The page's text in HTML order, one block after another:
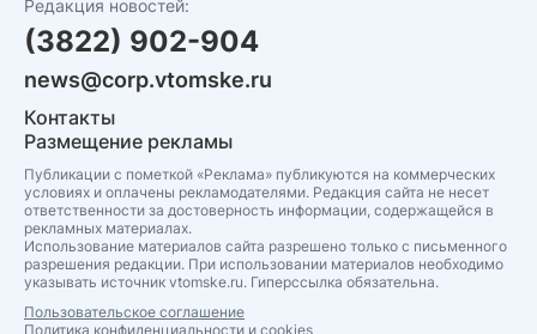
Редакция новостей:
(3822) 902-904
news@corp.vtomske.ru
Контакты
Размещение рекламы
Публикации с пометкой «Реклама» публикуются на коммерческих
условиях и оплачены рекламодателями. Редакция сайта не несет
ответственности за достоверность информации, содержащейся в
рекламных материалах.
Использование материалов сайта разрешено только с письменного
разрешения редакции. При использовании материалов необходимо
указывать источник vtomske.ru. Гиперссылка обязательна.
Пользовательское соглашение
Политика конфиденциальности и cookies